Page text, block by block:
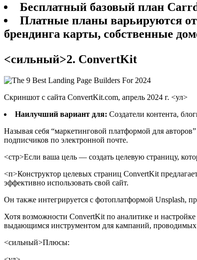
Бесплатный базовый план
Платные планы варьируются от
брендинга карты, собственные
<сильный>2. ConvertKit
Скриншот с сайта ConvertKit.com, апрель 2024 г. <ул>
Наилучший вариант для: Создатели контента,
Называя себя “маркетинговой платформой для
подписчиков по электронной почте.
<стр>Если ваша цель — создать целевую страницу,
<п>Конструктор целевых страниц ConvertKit
эффективно использовать свой сайт.
Он также интегрируется с фотоплатформой Unsplash,
Хотя возможности ConvertKit по аналитике и
выдающимся инструментом для кампаний, проводимых
<сильный>Плюсы: